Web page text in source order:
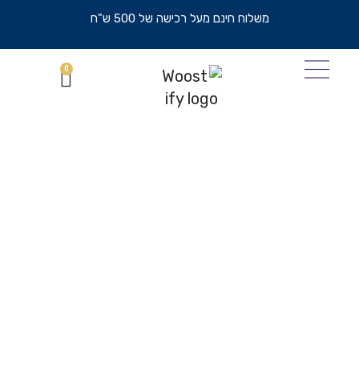
משלוח חינם מעל רכישה של 500 ש"ח
0